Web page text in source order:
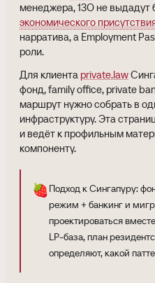
менеджера, 13O не выдадут
экономического
нарратива, а Employment
роли.
Для клиента private.law
фонд, family office, private
маршрут нужно собрать в
инфраструктуру. Эта
и ведёт к профильным
компоненту.
🍓Подход к Сингапуру:
режим + банкинг и
проектироваться
LP-база, план
определяют, какой